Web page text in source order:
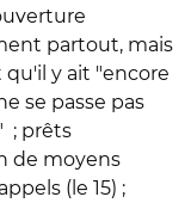
partout, mais
y ait "encore
se passe pas
; prêts
de moyens
(le 15) ;